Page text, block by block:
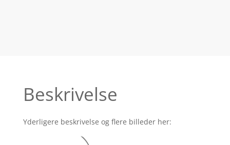
Beskrivelse
Yderligere beskrivelse og flere billeder her: